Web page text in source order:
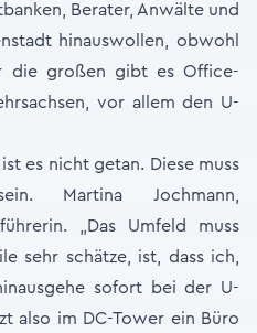
Berater, Anwälte und
hinauswollen, obwohl
die großen gibt es Office-
vor allem den U-
es nicht getan. Diese muss
Martina Jochmann,
„Das Umfeld muss
sehr schätze, ist, dass ich,
sofort bei der U-
also im DC-Tower ein Büro